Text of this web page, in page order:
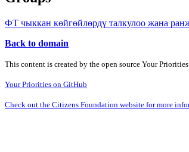
ФТ чыккан көйгөйлөрдү талкулоо жана
Back to domain
This content is created by the open source Your
Your Priorities on GitHub
Check out the Citizens Foundation website for more